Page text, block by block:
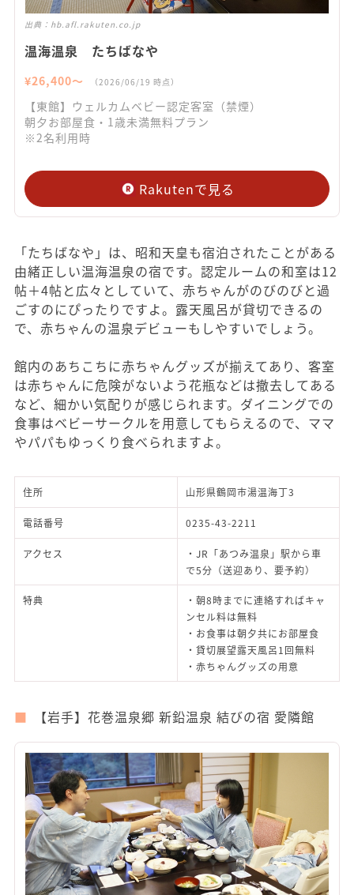
出典： hb.afl.rakuten.co.jp
温海温泉 たちばなや
¥26,400〜 （2026/06/19 時点）
【東館】ウェルカムベビー認定客室（禁煙）
朝夕お部屋食・1歳未満無料プラン
※2名利用時
Rakutenで見る
「たちばなや」は、昭和天皇も宿泊されたことがある
由緒正しい温海温泉の宿です。認定ルームの和室は12
帖＋4帖と広々としていて、赤ちゃんがのびのびと過
ごすのにぴったりですよ。露天風呂が貸切できるの
で、赤ちゃんの温泉デビューもしやすいでしょう。
館内のあちこちに赤ちゃんグッズが揃えてあり、客室
は赤ちゃんに危険がないよう花瓶などは撤去してある
など、細かい気配りが感じられます。ダイニングでの
食事はベビーサークルを用意してもらえるので、ママ
やパパもゆっくり食べられますよ。
住所 山形県鶴岡市湯温海丁3
電話番号 0235-43-2211
アクセス
・JR「あつみ温泉」駅から車
で5分（送迎あり、要予約）
特典
・朝8時までに連絡すればキャ
ンセル料は無料
・お食事は朝夕共にお部屋食
・貸切展望露天風呂1回無料
・赤ちゃんグッズの用意
【岩手】花巻温泉郷 新鉛温泉 結びの宿 愛隣館